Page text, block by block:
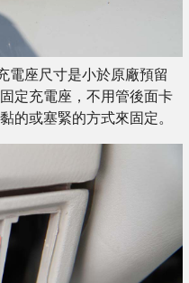
電座尺寸是小於原廠預留
定充電座，不用管後面卡
的或塞緊的方式來固定。